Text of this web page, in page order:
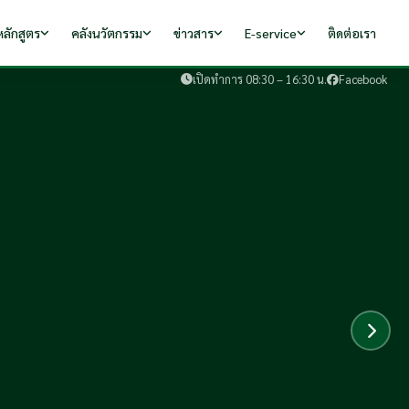
เปิดทำการ 08:30 – 16:30 น. Facebook
ลักสูตร คลังนวัตกรรม ข่าวสาร E-service ติดต่อเรา